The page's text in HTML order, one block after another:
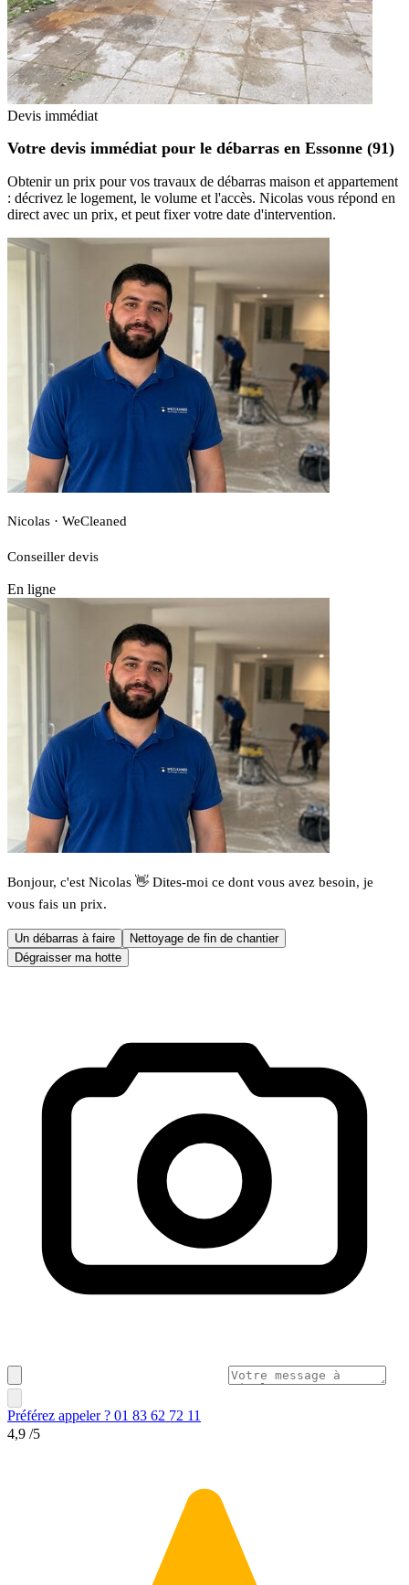
Devis immédiat
Votre devis immédiat pour le débarras en Essonne (91)
Obtenir un prix pour vos travaux de débarras maison et appartement
: décrivez le logement, le volume et l'accès. Nicolas vous répond en
direct avec un prix, et peut fixer votre date d'intervention.
Nicolas · WeCleaned
Conseiller devis
En ligne
Bonjour, c'est Nicolas 👋 Dites-moi ce dont vous avez besoin, je
vous fais un prix.
Un débarras à faire
Nettoyage de fin de chantier
Dégraisser ma hotte
Préférez appeler ? 01 83 62 72 11
4,9 /5